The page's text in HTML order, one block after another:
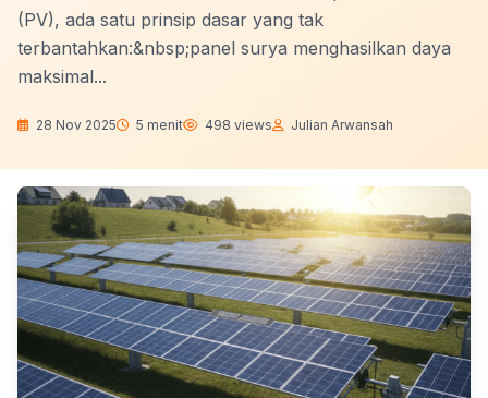
(PV), ada satu prinsip dasar yang tak
terbantahkan:&nbsp;panel surya menghasilkan daya
maksimal...
28 Nov 2025 5 menit 498 views Julian Arwansah